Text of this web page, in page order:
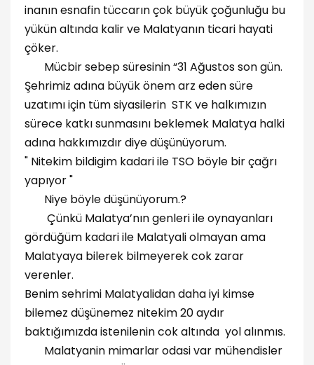
inanın esnafin tüccarın çok büyük çoğunluğu bu
yükün altında kalir ve Malatyanın ticari hayati
çöker.
Mücbir sebep süresinin “31 Ağustos son gün.
Şehrimiz adına büyük önem arz eden süre
uzatımı için tüm siyasilerin STK ve halkımızın
sürece katkı sunmasını beklemek Malatya halki
adına hakkımızdır diye düşünüyorum.
" Nitekim bildigim kadari ile TSO böyle bir çağrı
yapıyor "
Niye böyle düşünüyorum.?
Çünkü Malatya’nın genleri ile oynayanları
gördüğüm kadari ile Malatyali olmayan ama
Malatyaya bilerek bilmeyerek cok zarar
verenler.
Benim sehrimi Malatyalidan daha iyi kimse
bilemez düşünemez nitekim 20 aydır
baktığımızda istenilenin cok altında yol alınmıs.
Malatyanin mimarlar odasi var mühendisler